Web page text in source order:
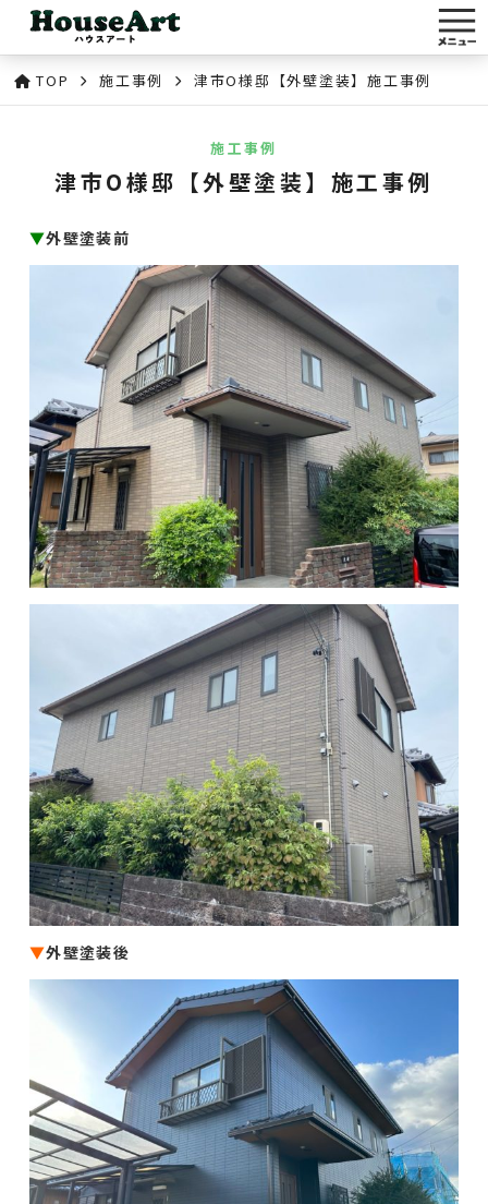
TOP 施工事例 津市O様邸【外壁塗装】施工事例
施工事例
津市O様邸【外壁塗装】施工事例
▼外壁塗装前
▼外壁塗装後